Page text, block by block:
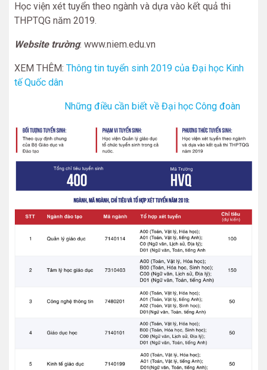
Học viện xét tuyển theo ngành và dựa vào kết quả thi
THPTQG năm 2019.
Website trường: www.niem.edu.vn
XEM THÊM: Thông tin tuyển sinh 2019 của Đại học Kinh
tế Quốc dân
Những điều cần biết về Đại học Công đoàn